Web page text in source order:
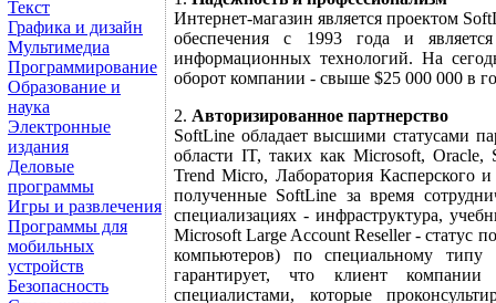
Текст
Графика и дизайн
Мультимедиа
Программирование
Образование и
наука
Электронные
издания
Деловые
программы
Игры и развлечения
Программы для
мобильных
устройств
Безопасность
Интернет-магазин является проектом
обеспечения с 1993 года и
информационных технологий. На
оборот компании - свыше $25 000 000 в
2. Авторизированное партнерство
SoftLine обладает высшими статусами
области IT, таких как Microsoft,
Trend Micro, Лаборатория Касперского
полученные SoftLine за время
специализациях - инфраструктура,
Microsoft Large Account Reseller - статус
компьютеров) по специальному типу
гарантирует, что клиент
специалистами, которые